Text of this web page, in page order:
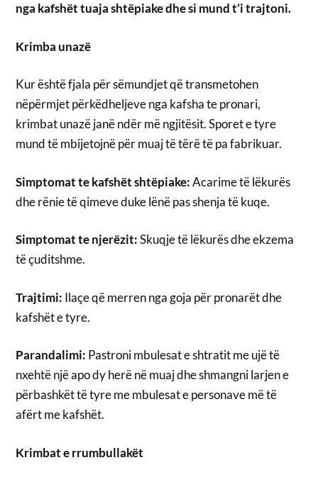
nga kafshët tuaja shtëpiake dhe si mund t’i trajtoni.
Krimba unazë
Kur është fjala për sëmundjet që transmetohen
nëpërmjet përkëdheljeve nga kafsha te pronari,
krimbat unazë janë ndër më ngjitësit. Sporet e tyre
mund të mbijetojnë për muaj të tërë të pa fabrikuar.
Simptomat te kafshët shtëpiake:Acarime të lëkurës
dhe rënie të qimeve duke lënë pas shenja të kuqe.
Simptomat te njerëzit:Skuqje të lëkurës dhe ekzema
të çuditshme.
Trajtimi: Ilaçe që merren nga goja për pronarët dhe
kafshët e tyre.
Parandalimi: Pastroni mbulesat e shtratit me ujë të
nxehtë një apo dy herë në muaj dhe shmangni larjen e
përbashkët të tyre me mbulesat e personave më të
afërt me kafshët.
Krimbat e rrumbullakët